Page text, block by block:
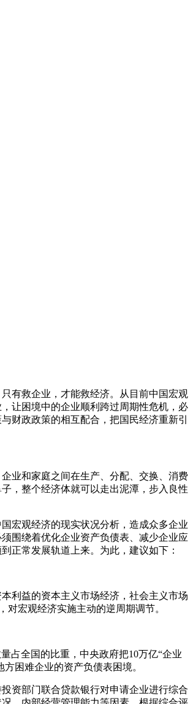
有救企业，才能救经济。从目前中国宏观
让困境中的企业顺利跨过周期性危机，必
财政政策的相互配合，把国民经济重新引
业和家庭之间在生产、分配、交换、消费
，整个经济体就可以走出泥潭，步入良性
宏观经济的现实状况分析，造成众多企业
围绕着优化企业资产负债表、减少企业应
正常发展轨道上来。为此，建议如下：
利益的资本主义市场经济，社会主义市场
宏观经济实施主动的逆周期调节。
占全国的比重，中央政府把10万亿“企业
困难企业的资产负债表困境。
投资部门联合贷款银行对申请企业进行综合